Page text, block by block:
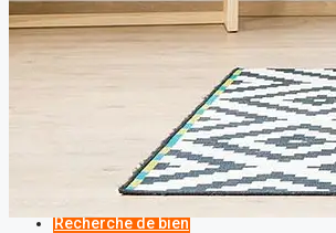
Nos services
Favorites0
Recherche de bien